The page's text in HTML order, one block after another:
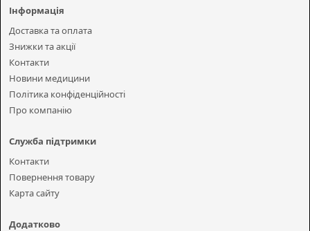
Інформація
Доставка та оплата
Знижки та акції
Контакти
Новини медицини
Політика конфіденційності
Про компанію
Служба підтримки
Контакти
Повернення товару
Карта сайту
Додатково